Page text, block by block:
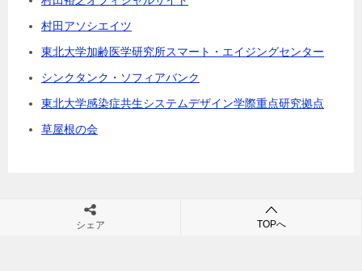
関連リンク
村田裕之オフィシャルサイト
村田アソシエイツ
東北大学加齢医学研究所スマート・エイジングセンター
シンクタンク・ソフィアバンク
シェア TOPへ